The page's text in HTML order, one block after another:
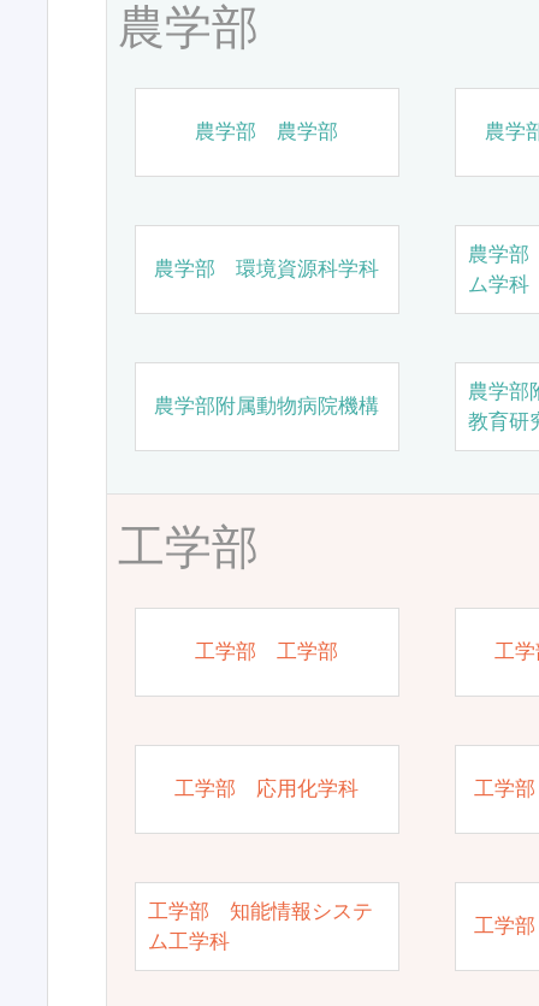
農学部
農学部 農学部 農学
農学部 環境資源科学科
農学
ム学科
農学部附属動物病院機構
農学部
教育研
工学部
工学部 工学部 工
工学部 応用化学科 工学
工学部 知能情報システ
ム工学科
工学